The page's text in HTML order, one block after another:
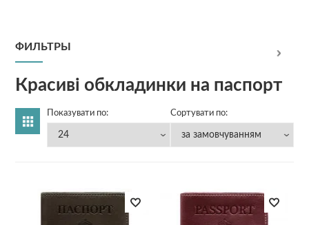
ФИЛЬТРЫ
Красиві обкладинки на паспорт
Показувати по: Сортувати по: